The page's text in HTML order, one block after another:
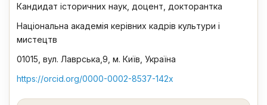
Кандидат історичних наук, доцент, докторантка
Національна академія керівних кадрів культури і
мистецтв
01015, вул. Лаврська,9, м. Київ, Україна
https://оrcid.org/0000-0002-8537-142х